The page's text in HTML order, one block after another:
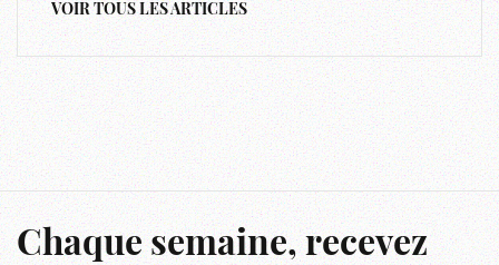
VOIR TOUS LES ARTICLES
Chaque semaine, recevez